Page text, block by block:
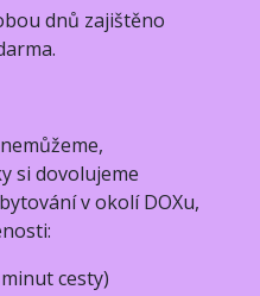
dnů zajištěno
si dovolujeme
v okolí DOXu,
cesty)